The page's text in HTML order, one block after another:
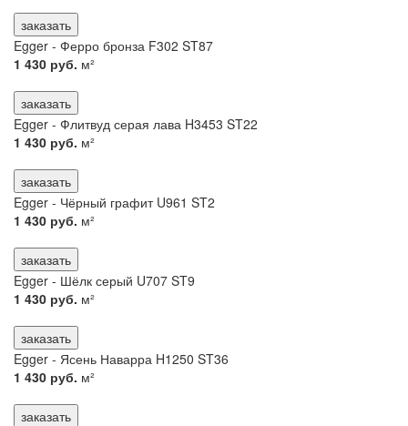
заказать
Egger - Ферро бронза F302 ST87
1 430 руб. м²
заказать
Egger - Флитвуд серая лава H3453 ST22
1 430 руб. м²
заказать
Egger - Чёрный графит U961 ST2
1 430 руб. м²
заказать
Egger - Шёлк серый U707 ST9
1 430 руб. м²
заказать
Egger - Ясень Наварра H1250 ST36
1 430 руб. м²
заказать